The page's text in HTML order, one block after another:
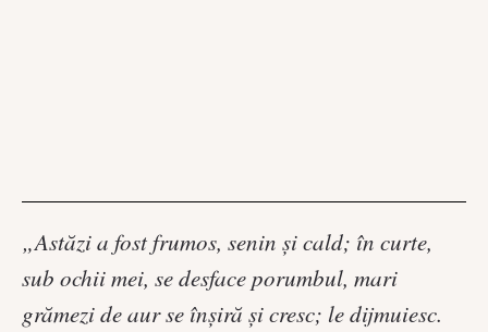
„Astăzi a fost frumos, senin şi cald; în curte,
sub ochii mei, se desface porumbul, mari
grămezi de aur se înşiră şi cresc; le dijmuiesc.